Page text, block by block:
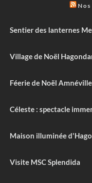
Sentier des lanternes
Village de Noël
Féerie de Noël Amnéville
Céleste : spectacle
Maison illuminée
Visite MSC Splendida